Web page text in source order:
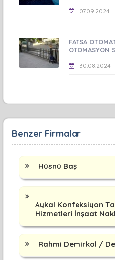
FATSA
OTOMASYON
Benzer Firmalar
Hüsnü Baş
Aykal Konfeksiyon
Hizmetleri İnşaat
Rahmi Demirkol /